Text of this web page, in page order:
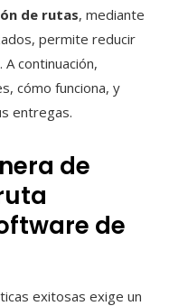
de rutas, mediante
permite reducir
continuación,
cómo funciona, y
entregas.
de
de
exitosas exige un